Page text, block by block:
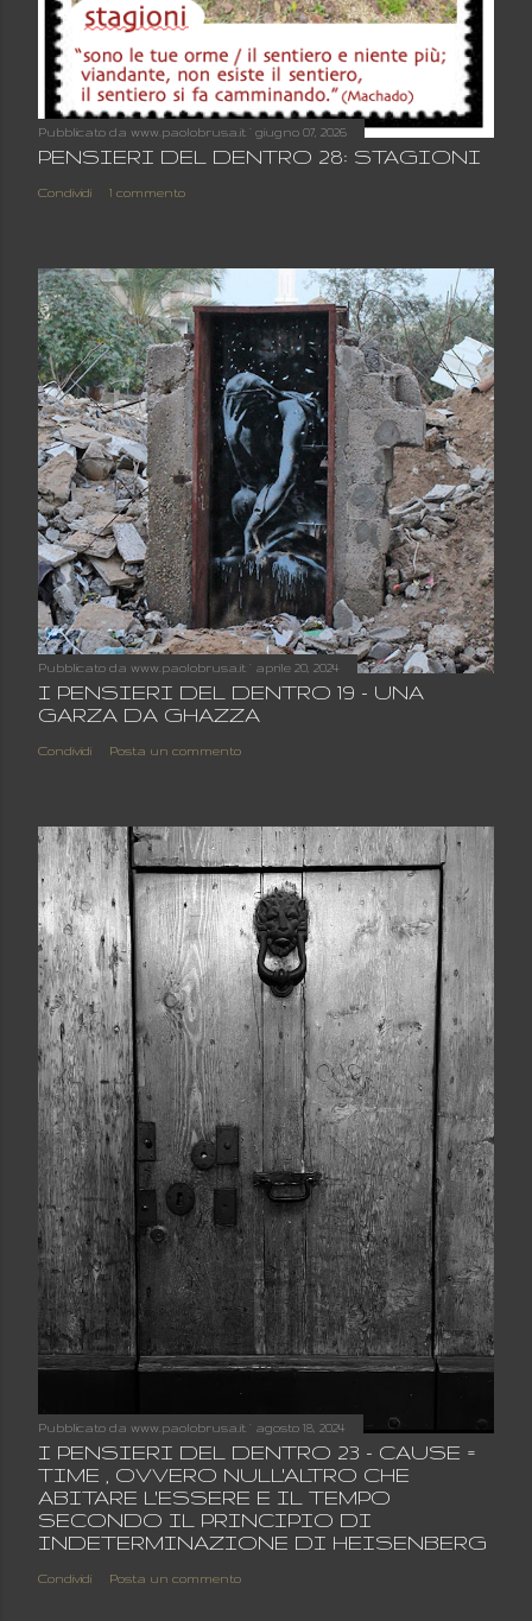
Pubblicato da www.paolobrusa.it giugno 07, 2026
PENSIERI DEL DENTRO 28: STAGIONI
Condividi 1 commento
Pubblicato da www.paolobrusa.it aprile 20, 2024
I PENSIERI DEL DENTRO 19 - UNA
GARZA DA GHAZZA
Condividi Posta un commento
Pubblicato da www.paolobrusa.it agosto 18, 2024
I PENSIERI DEL DENTRO 23 - CAUSE =
TIME , OVVERO NULL'ALTRO CHE
ABITARE L'ESSERE E IL TEMPO
SECONDO IL PRINCIPIO DI
INDETERMINAZIONE DI HEISENBERG
Condividi Posta un commento